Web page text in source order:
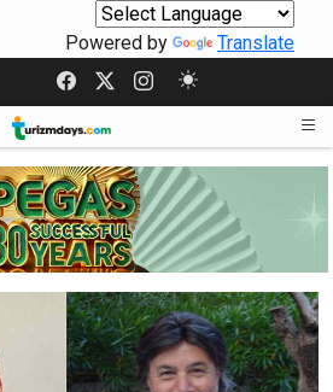
Powered by Translate